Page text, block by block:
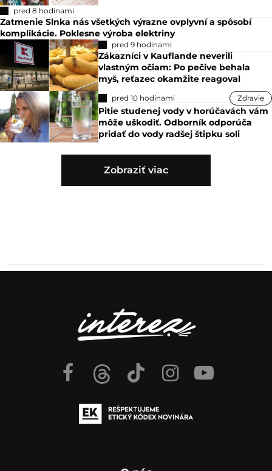
pred 8 hodinami
Zatmenie Slnka nás všetkých výrazne ovplyvní a spôsobí
komplikácie. Poklesne výroba elektriny
pred 9 hodinami
Zákazníci v Kauflande neverili
vlastným očiam: Po pečive behala
myš, reťazec okamžite reagoval
pred 10 hodinami Zdravie
Pitie studenej vody v horúčavách vám
môže uškodiť. Odborník odporúča
pridať do vody radšej štipku soli
Zobraziť viac